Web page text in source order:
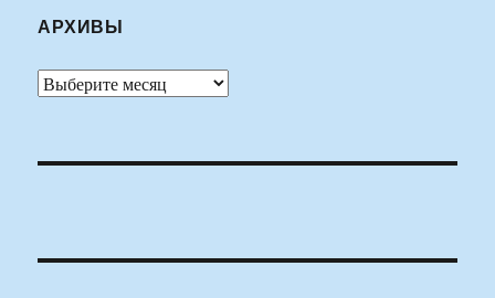
АРХИВЫ
Архивы